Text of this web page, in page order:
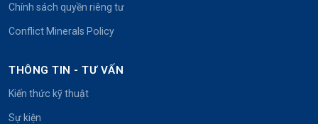
Chính sách quyền riêng tư
Conflict Minerals Policy
THÔNG TIN - TƯ VẤN
Kiến thức kỹ thuật
Sự kiện